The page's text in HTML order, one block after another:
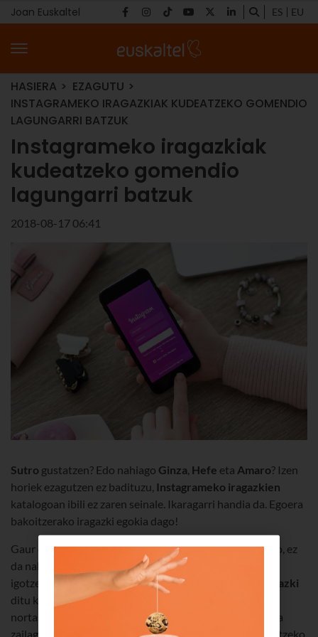
Joan Euskaltel ES EU
HASIERA
EZAGUTU
INSTAGRAMEKO IRAGAZKIAK KUDEATZEKO GOMENDIO
LAGUNGARRI BATZUK
Instagrameko iragazkiak
kudeatzeko gomendio
lagungarri batzuk
2018-08-17 06:41
Sutro gustatzen? Edo nahiago Ginza, Hefe eta Amaro? Izen
horiek ezagutzen ez badituzu, Instagrameko iragazkien
katalogoan ibili ez zaren seinale. Ikaragarri handia da. Egoera
bakoitzerako iragazki egokia dago!
Gaur egun, Instagramen arrakasta lortu nahi izanez gero, ez
da nahikoa smartphonea atera, argazkia egin eta sarera
igotzea. Bai zera! Gure
sare sozialik gogokoenak
40 iragazki
ditu katalogoan, sentitzen duzun guztia adierazten eta
nortasun bereziko argazkiak egiten laguntzeko. Gero eta
zailagoa da “Atsegin dut” bat lortzea; beraz, edukiak sortzeko,